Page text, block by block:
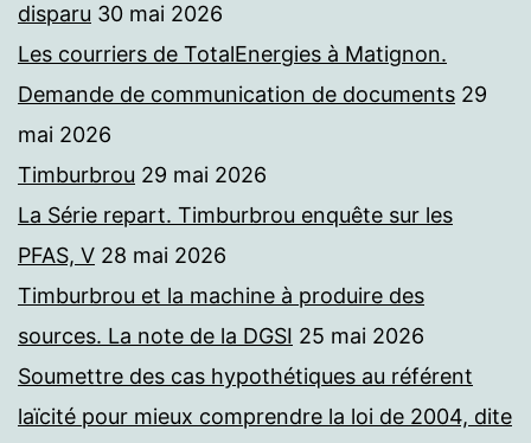
disparu 30 mai 2026
Les courriers de TotalEnergies à Matignon.
Demande de communication de documents 29
mai 2026
Timburbrou 29 mai 2026
La Série repart. Timburbrou enquête sur les
PFAS, V 28 mai 2026
Timburbrou et la machine à produire des
sources. La note de la DGSI 25 mai 2026
Soumettre des cas hypothétiques au référent
laïcité pour mieux comprendre la loi de 2004, dite